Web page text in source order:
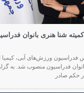
شنا هنری بانوان
ورزش‌های آبی، کیمیا
فدراسیون منصوب شد. به
حکم صادر